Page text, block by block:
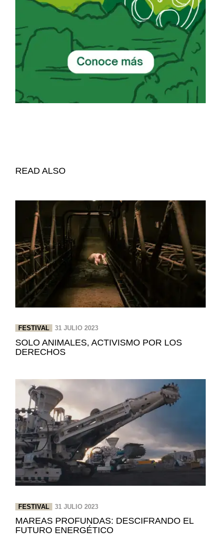
READ ALSO
FESTIVAL 31 JULIO 2023
SOLO ANIMALES, ACTIVISMO POR LOS
DERECHOS
FESTIVAL 31 JULIO 2023
MAREAS PROFUNDAS: DESCIFRANDO EL
FUTURO ENERGÉTICO